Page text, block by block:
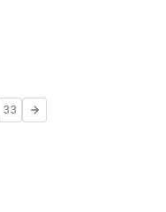
33